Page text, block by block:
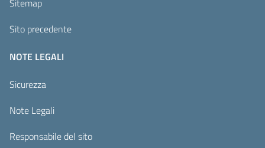
Sito precedente
NOTE LEGALI
Sicurezza
Note Legali
Responsabile del sito